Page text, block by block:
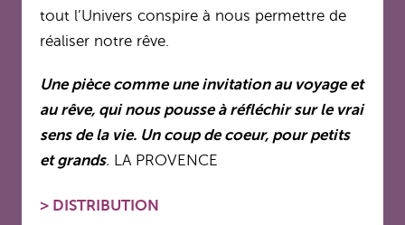
tout l’Univers conspire à nous permettre de
réaliser notre rêve.
Une pièce comme une invitation au voyage et
au rêve, qui nous pousse à réfléchir sur le vrai
sens de la vie. Un coup de coeur, pour petits
et grands. LA PROVENCE
> DISTRIBUTION